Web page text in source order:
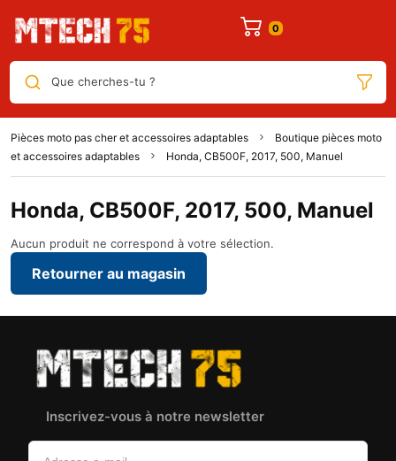
Que cherches-tu ?
Pièces moto pas cher et accessoires adaptables
Boutique pièces moto
et accessoires adaptables
Honda, CB500F, 2017, 500, Manuel
Honda, CB500F, 2017, 500, Manuel
Aucun produit ne correspond à votre sélection.
Retourner au magasin
Inscrivez-vous à notre newsletter